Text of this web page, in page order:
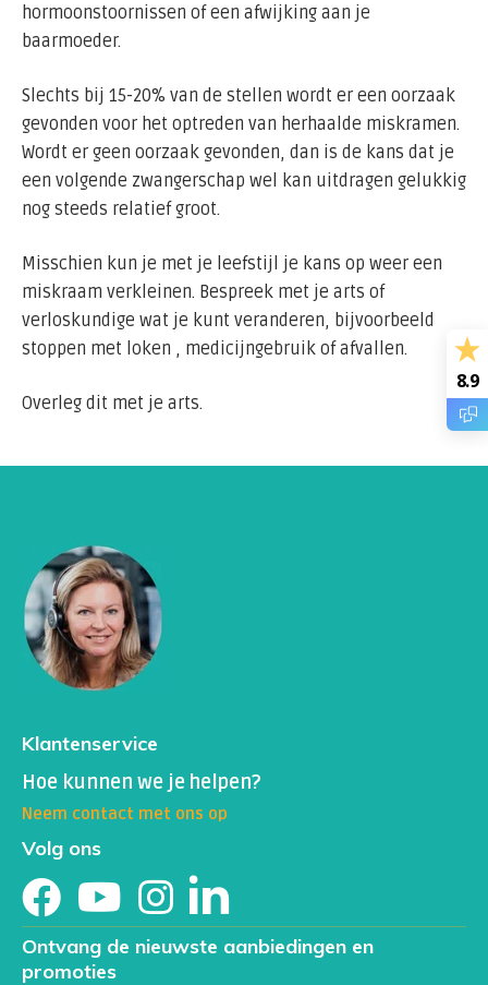
hormoonstoornissen of een afwijking aan je
baarmoeder.
Slechts bij 15-20% van de stellen wordt er een oorzaak
gevonden voor het optreden van herhaalde miskramen.
Wordt er geen oorzaak gevonden, dan is de kans dat je
een volgende zwangerschap wel kan uitdragen gelukkig
nog steeds relatief groot.
Misschien kun je met je leefstijl je kans op weer een
miskraam verkleinen. Bespreek met je arts of
verloskundige wat je kunt veranderen, bijvoorbeeld
stoppen met loken , medicijngebruik of afvallen.
Overleg dit met je arts.
Klantenservice
Hoe kunnen we je helpen?
Neem contact met ons op
Volg ons
Ontvang de nieuwste aanbiedingen en
promoties
8.9